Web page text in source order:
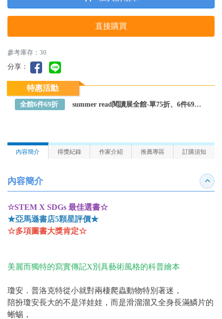
直接購買
參考庫存：30
分享：
特惠活動
全館6件69折 summer read閱讀展全館-單75折、6件69折～全館任選
內容簡介 得獎紀錄 作家介紹 推薦專區 訂購須知
內容簡介 收合
☆STEM X SDGs 最佳選書☆
★亞馬遜書店5顆星評價★
☆多項圖書大獎肯定☆
美麗而獨特的寫實傳記X別具藝術風格的科普繪本
瓊安．普洛克特從小就對兩棲爬蟲動物特別著迷，
陪扮瓊安長大的不是洋娃娃，而是滑溜溜又全身長滿鱗片的
蜥蜴，